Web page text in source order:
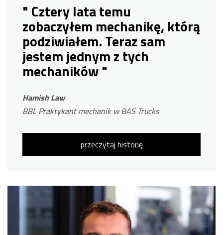
" Cztery lata temu
zobaczyłem mechanikę, którą
podziwiałem. Teraz sam
jestem jednym z tych
mechaników "
Hamish Law
BBL Praktykant mechanik w BAS Trucks
przeczytaj historię